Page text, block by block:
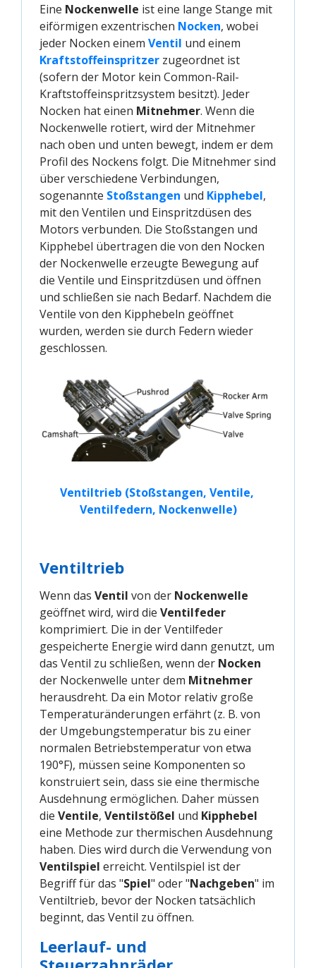
Eine Nockenwelle ist eine lange Stange mit
eiförmigen exzentrischen Nocken, wobei
jeder Nocken einem Ventil und einem
Kraftstoffeinspritzer zugeordnet ist
(sofern der Motor kein Common-Rail-
Kraftstoffeinspritzsystem besitzt). Jeder
Nocken hat einen Mitnehmer. Wenn die
Nockenwelle rotiert, wird der Mitnehmer
nach oben und unten bewegt, indem er dem
Profil des Nockens folgt. Die Mitnehmer sind
über verschiedene Verbindungen,
sogenannte Stoßstangen und Kipphebel,
mit den Ventilen und Einspritzdüsen des
Motors verbunden. Die Stoßstangen und
Kipphebel übertragen die von den Nocken
der Nockenwelle erzeugte Bewegung auf
die Ventile und Einspritzdüsen und öffnen
und schließen sie nach Bedarf. Nachdem die
Ventile von den Kipphebeln geöffnet
wurden, werden sie durch Federn wieder
geschlossen.
Ventiltrieb (Stoßstangen, Ventile,
Ventilfedern, Nockenwelle)
Ventiltrieb
Wenn das Ventil von der Nockenwelle
geöffnet wird, wird die Ventilfeder
komprimiert. Die in der Ventilfeder
gespeicherte Energie wird dann genutzt, um
das Ventil zu schließen, wenn der Nocken
der Nockenwelle unter dem Mitnehmer
herausdreht. Da ein Motor relativ große
Temperaturänderungen erfährt (z. B. von
der Umgebungstemperatur bis zu einer
normalen Betriebstemperatur von etwa
190°F), müssen seine Komponenten so
konstruiert sein, dass sie eine thermische
Ausdehnung ermöglichen. Daher müssen
die Ventile, Ventilstößel und Kipphebel
eine Methode zur thermischen Ausdehnung
haben. Dies wird durch die Verwendung von
Ventilspiel erreicht. Ventilspiel ist der
Begriff für das "Spiel" oder "Nachgeben" im
Ventiltrieb, bevor der Nocken tatsächlich
beginnt, das Ventil zu öffnen.
Leerlauf- und